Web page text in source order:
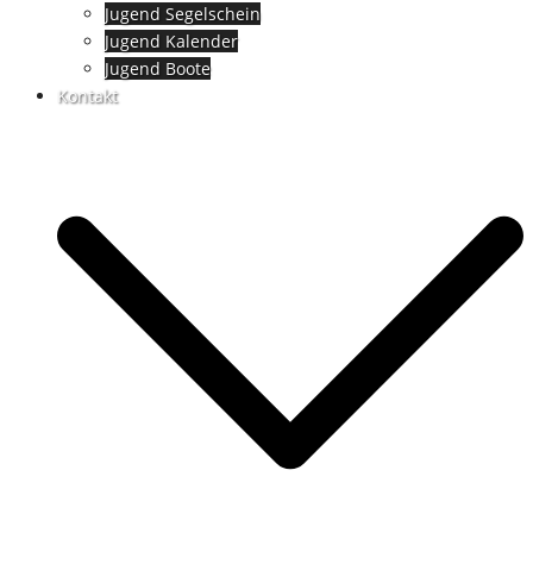
Jugend Segelschein
Jugend Kalender
Jugend Boote
Kontakt